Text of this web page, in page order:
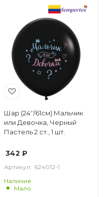
Шар (24''/61см) Мальчик
или Девочка, Черный
Пастель 2 ст., 1 шт.
342 ₽
Артикул: 624012-1
Наличие
Мало